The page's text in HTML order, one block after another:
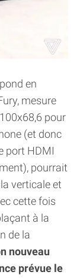
en
mesure
pour
(et donc
port HDMI
pourrait
verticale et
cette fois
à la
de la
nouveau
prévue le